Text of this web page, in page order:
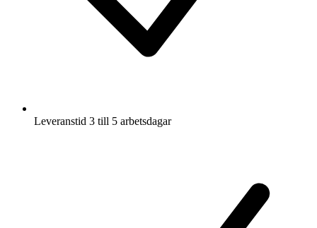
Leveranstid 3 till 5 arbetsdagar